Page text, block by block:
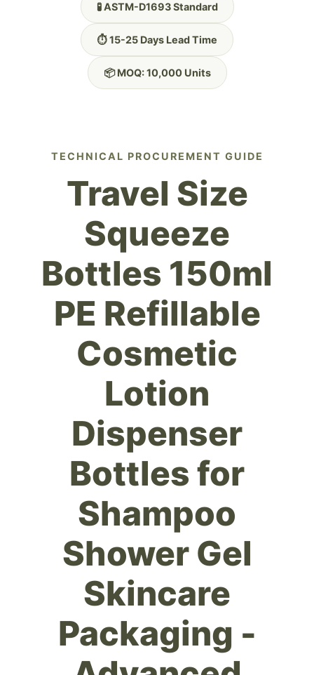
🧪 ASTM-D1693 Standard
⏱️ 15-25 Days Lead Time
📦 MOQ: 10,000 Units
TECHNICAL PROCUREMENT GUIDE
Travel Size
Squeeze
Bottles 150ml
PE Refillable
Cosmetic
Lotion
Dispenser
Bottles for
Shampoo
Shower Gel
Skincare
Packaging -